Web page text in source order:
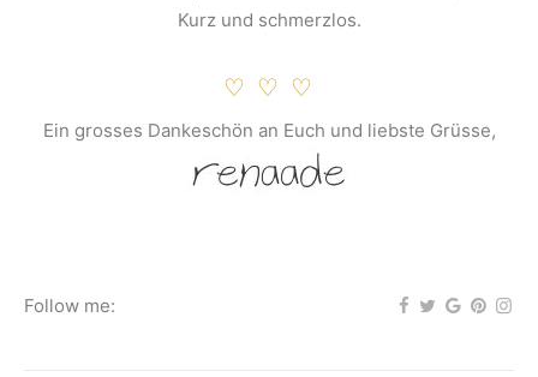
Kurz und schmerzlos.
♡ ♡ ♡
Ein grosses Dankeschön an Euch und liebste Grüsse,
Follow me: